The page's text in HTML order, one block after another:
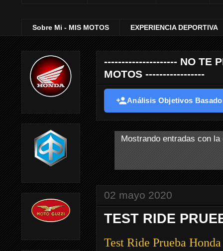
Sobre Mi - MIS MOTOS EXPERIENCIA DEPORTIVA
--------------------- NO TE
MOTOS -----------------
Análisis Objetivos
Mostrando entradas con
02 mayo 2020
TEST RIDE
Test Ride Prueba